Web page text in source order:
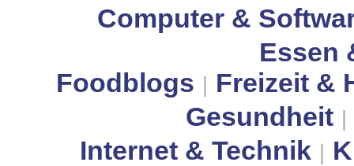
Computer &
Essen
Foodblogs
Freizeit &
Gesundheit
Internet & Technik